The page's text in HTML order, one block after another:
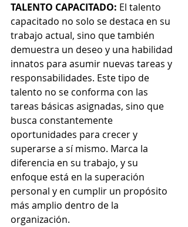
TALENTO CAPACITADO: El talento
capacitado no solo se destaca en su
trabajo actual, sino que también
demuestra un deseo y una habilidad
innatos para asumir nuevas tareas y
responsabilidades. Este tipo de
talento no se conforma con las
tareas básicas asignadas, sino que
busca constantemente
oportunidades para crecer y
superarse a sí mismo. Marca la
diferencia en su trabajo, y su
enfoque está en la superación
personal y en cumplir un propósito
más amplio dentro de la
organización.